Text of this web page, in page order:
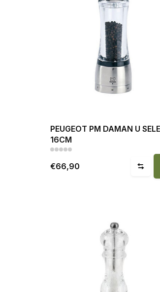
PEUGEOT PM DAMAN U
16CM
€66,90